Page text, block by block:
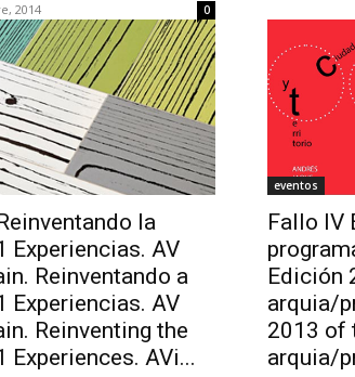
2014 0
la
Experiencias. AV
Reinventando a
Experiencias. AV
Reinventing the
Experiences. AVi...
eventos
Fallo IV
Edición
arquia/
2013 of
arquia/